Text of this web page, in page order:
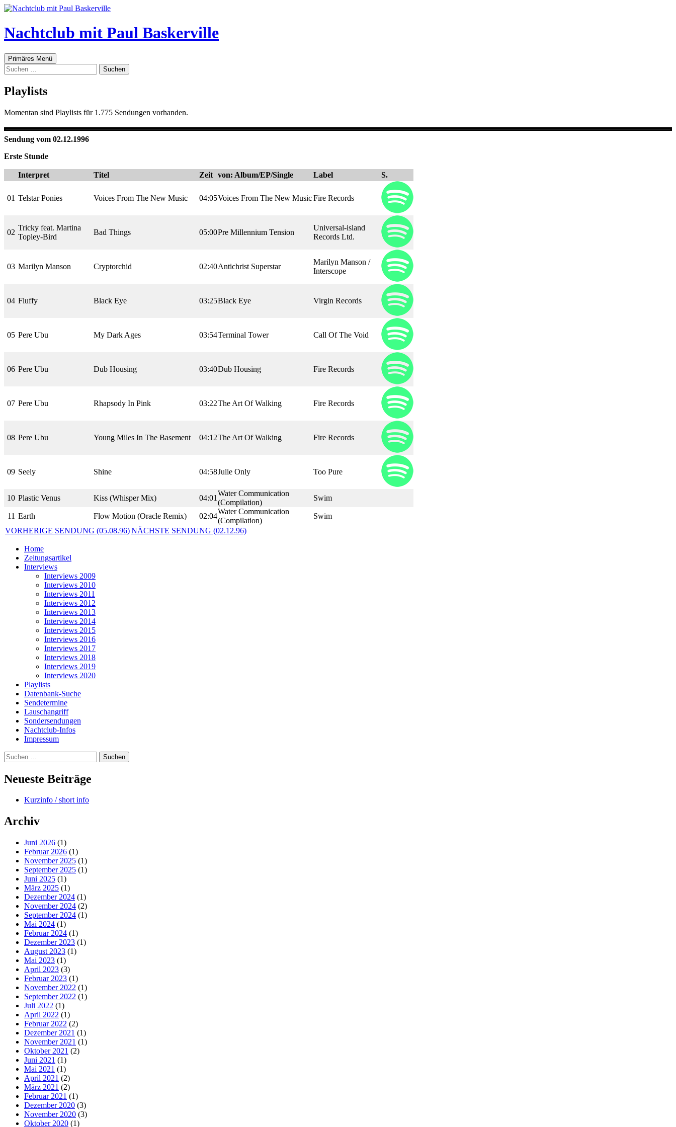
Zum
springen
Nachtclub mit Paul Baskerville
Suchen
Primäres Menü
Suchen
nach:
Playlists
Momentan sind Playlists für 1.775 Sendungen vorhanden.
Sendung vom 02.12.1996
Erste Stunde
Interpret Titel Zeit von: Album/EP/Single Label S.
01 Telstar Ponies Voices From The New Music 04:05Voices From The New MusicFire Records
02
Tricky feat. Martina
Topley-Bird
Bad Things 05:00Pre Millennium Tension
Universal-island
Records Ltd.
03 Marilyn Manson Cryptorchid 02:40Antichrist Superstar
Marilyn Manson /
Interscope
04 Fluffy Black Eye 03:25Black Eye Virgin Records
05 Pere Ubu My Dark Ages 03:54Terminal Tower Call Of The Void
06 Pere Ubu Dub Housing 03:40Dub Housing Fire Records
07 Pere Ubu Rhapsody In Pink 03:22The Art Of Walking Fire Records
08 Pere Ubu Young Miles In The Basement 04:12The Art Of Walking Fire Records
09 Seely Shine 04:58Julie Only Too Pure
10 Plastic Venus Kiss (Whisper Mix) 04:01
Water Communication
(Compilation)
Swim
11 Earth Flow Motion (Oracle Remix) 02:04
Water Communication
(Compilation)
Swim
VORHERIGE SENDUNG (05.08.96)NÄCHSTE SENDUNG (02.12.96)
Home
Zeitungsartikel
Interviews
Interviews 2009
Interviews 2010
Interviews 2011
Interviews 2012
Interviews 2013
Interviews 2014
Interviews 2015
Interviews 2016
Interviews 2017
Interviews 2018
Interviews 2019
Interviews 2020
Playlists
Datenbank-Suche
Sendetermine
Lauschangriff
Sondersendungen
Nachtclub-Infos
Impressum
Suchen
nach:
Neueste Beiträge
Kurzinfo / short info
Archiv
Juni 2026 (1)
Februar 2026 (1)
November 2025 (1)
September 2025 (1)
Juni 2025 (1)
März 2025 (1)
Dezember 2024 (1)
November 2024 (2)
September 2024 (1)
Mai 2024 (1)
Februar 2024 (1)
Dezember 2023 (1)
August 2023 (1)
Mai 2023 (1)
April 2023 (3)
Februar 2023 (1)
November 2022 (1)
September 2022 (1)
Juli 2022 (1)
April 2022 (1)
Februar 2022 (2)
Dezember 2021 (1)
November 2021 (1)
Oktober 2021 (2)
Juni 2021 (1)
Mai 2021 (1)
April 2021 (2)
März 2021 (2)
Februar 2021 (1)
Dezember 2020 (3)
November 2020 (3)
Oktober 2020 (1)